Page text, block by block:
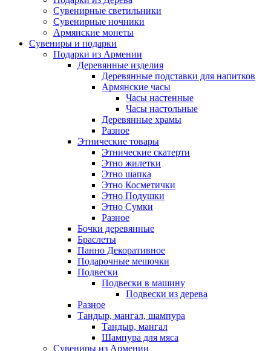
Сувенирные светильники
Сувенирные ночники
Армянские монеты
Сувениры и подарки
Подарки из Армении
Деревянные изделия
Деревянные подставки для напитков
Армянские часы
Часы настенные
Часы настольные
Деревянные храмы
Разное
Этнические товары
Этнические скатерти
Этно жилетки
Этно шапка
Этно Косметички
Этно Подушки
Этно Сумки
Разное
Бочки деревянные
Браслеты
Панно Декоративное
Подарочные мешочки
Подвески
Подвески в машину
Подвески из дерева
Разное
Тандыр, мангал, шампура
Тандыр, мангал
Шампура для мяса
Сувениры из Армении